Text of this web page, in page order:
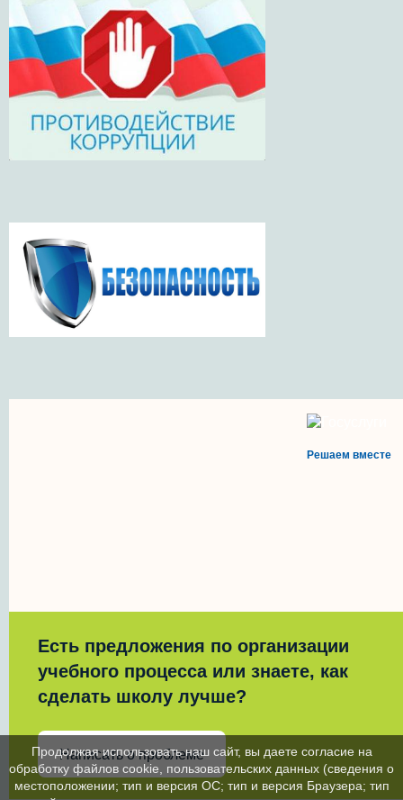
Решаем вместе
Есть предложения по организации
учебного процесса или знаете, как
сделать школу лучше?
Написать о проблеме
Продолжая использовать наш сайт, вы даете согласие на
обработку файлов cookie, пользовательских данных (сведения о
местоположении; тип и версия ОС; тип и версия Браузера; тип